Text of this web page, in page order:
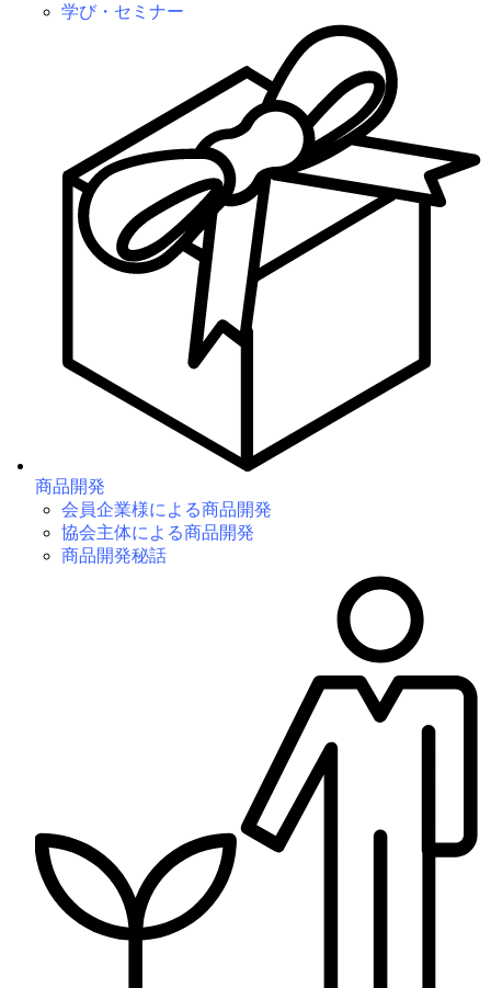
学び・セミナー
商品開発
会員企業様による商品開発
協会主体による商品開発
商品開発秘話